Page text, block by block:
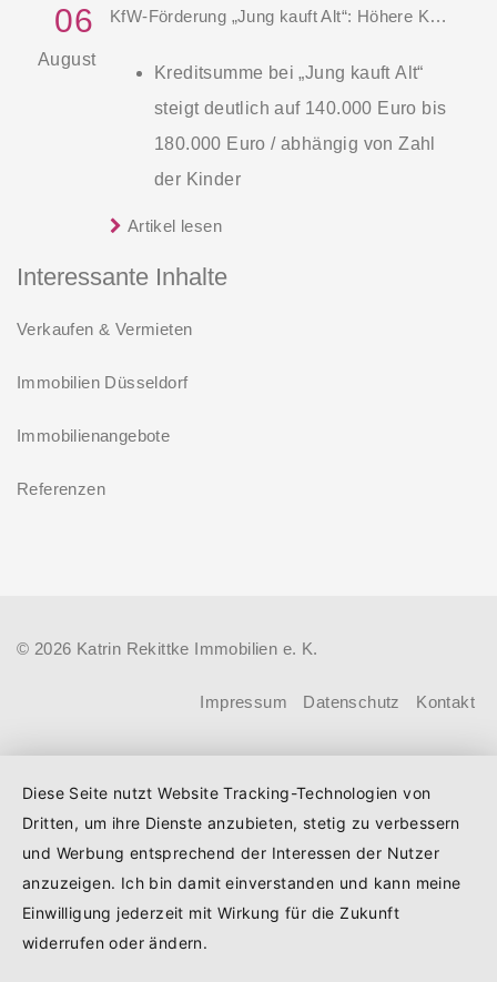
06
August
KfW-Förderung „Jung kauft Alt“: Höhere Kredite ab August 2026
Kreditsumme bei „Jung kauft Alt“
steigt deutlich auf 140.000 Euro bis
180.000 Euro / abhängig von Zahl
der Kinder
0,53 Prozent effektiv bei 35 Jahren
Laufzeit und 10 Jahren
Antragstellende verpflichten sich
zu energetischer Sanierung binnen
Die KfW und der Bund verbessern
weiter die Förderung für Familien mit
Förderprodukt „Wohneigentum für
Familien – Bestandserwerb / „Jung kauft
mittlerem Einkommen, die eine
beantragen. Für Familien mit einem
Kind steigt der Förderhöchstbetrag von
Euro (vorher: 125.000 Euro) und für
Familien mit drei und mehr Kindern auf
Darlehenszinsen von „Jung kauft Alt“
werden aus Mitteln des
Artikel lesen
Interessante Inhalte
Verkaufen & Vermieten
Immobilien Düsseldorf
Immobilienangebote
Referenzen
© 2026 Katrin Rekittke Immobilien e. K.
Impressum Datenschutz Kontakt
Diese Seite nutzt Website Tracking-Technologien von
Dritten, um ihre Dienste anzubieten, stetig zu verbessern
und Werbung entsprechend der Interessen der Nutzer
anzuzeigen. Ich bin damit einverstanden und kann meine
Einwilligung jederzeit mit Wirkung für die Zukunft
widerrufen oder ändern.